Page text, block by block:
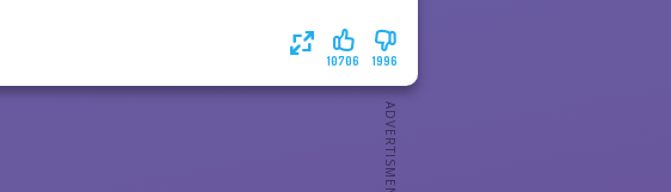
1996
10706